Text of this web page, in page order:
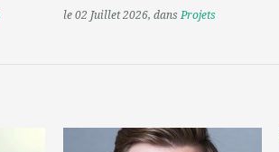
le 02 Juillet 2026, dansProjets